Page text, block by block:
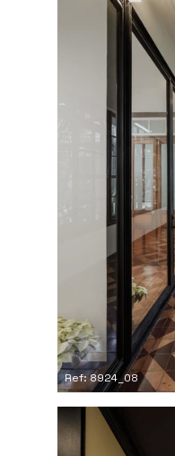
Ref: 8924_08